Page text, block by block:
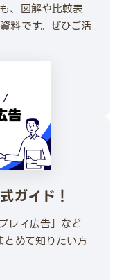
、図解や比較表
料です。ぜひご活
ード /
る
ガイド！
レイ広告」など
めて知りたい方